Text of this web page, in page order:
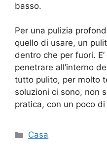
basso.
Per una pulizia
quello di usare, un
dentro che per fuori.
penetrare all’interno
tutto pulito, per molto
soluzioni ci sono, non
pratica, con un poco
Categorie
Casa